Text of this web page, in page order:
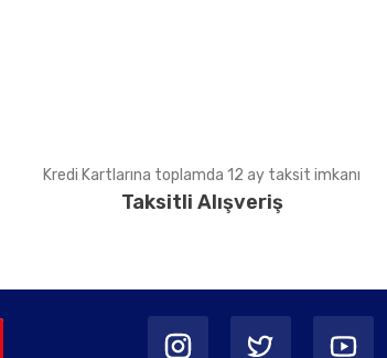
Kredi Kartlarına toplamda 12 ay taksit imkanı
Taksitli Alışveriş